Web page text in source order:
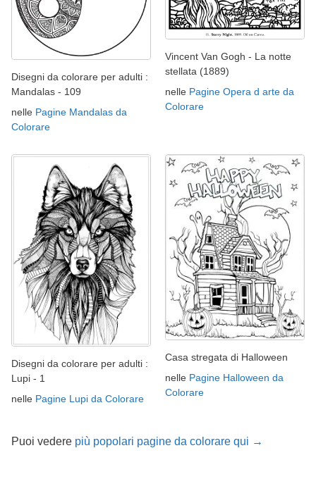
Disegni da colorare per adulti :
Mandalas - 109
nelle Pagine Mandalas da
Colorare
Vincent Van Gogh - La notte
stellata (1889)
nelle Pagine Opera d arte da
Colorare
Disegni da colorare per adulti :
Lupi - 1
nelle Pagine Lupi da Colorare
Casa stregata di Halloween
nelle Pagine Halloween da
Colorare
Puoi vedere più popolari pagine da colorare qui →